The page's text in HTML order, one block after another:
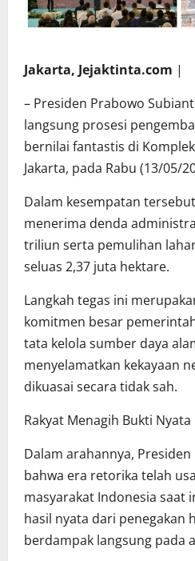
Jakarta, Jejaktinta.com |
– Presiden Prabowo
langsung prosesi
bernilai fantastis di
Jakarta, pada Rabu (13/05/
Dalam kesempatan
menerima denda
triliun serta pemulihan
seluas 2,37 juta hektare.
Langkah tegas ini
komitmen besar
tata kelola sumber daya
menyelamatkan kekayaan
dikuasai secara tidak sah.
Rakyat Menagih Bukti Nyata
Dalam arahannya,
bahwa era retorika telah
masyarakat Indonesia saat
hasil nyata dari penegakan
berdampak langsung pada